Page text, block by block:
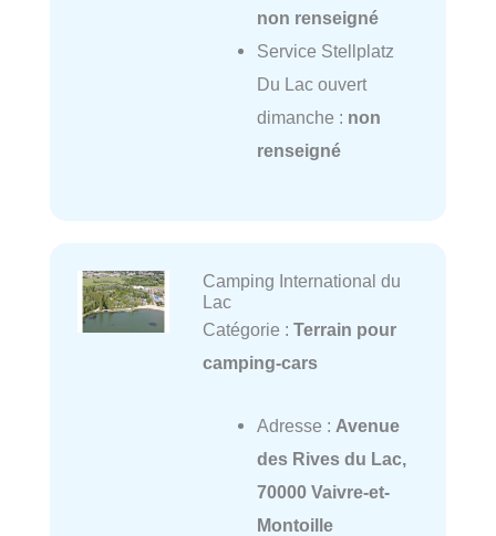
non renseigné
Service Stellplatz
Du Lac ouvert
dimanche : non
renseigné
Camping International du
Lac
Catégorie : Terrain pour
camping-cars
Adresse : Avenue
des Rives du Lac,
70000 Vaivre-et-
Montoille